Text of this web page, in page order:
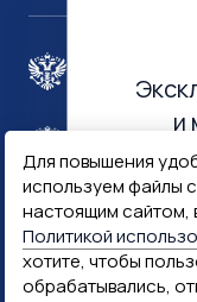
Для повышения
используем файлы
настоящим сайтом,
Политикой
хотите, чтобы
обрабатывались,
Госуслуги
Госслужба
и